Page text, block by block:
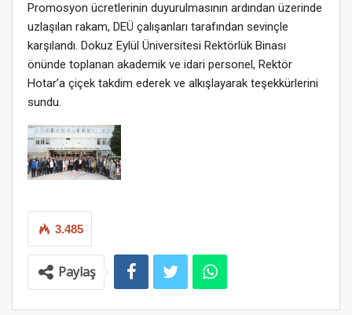
Promosyon ücretlerinin duyurulmasının ardından üzerinde
uzlaşılan rakam, DEÜ çalışanları tarafından sevinçle
karşılandı. Dokuz Eylül Üniversitesi Rektörlük Binası
önünde toplanan akademik ve idari personel, Rektör
Hotar’a çiçek takdim ederek ve alkışlayarak teşekkürlerini
sundu.
3.485
Paylaş